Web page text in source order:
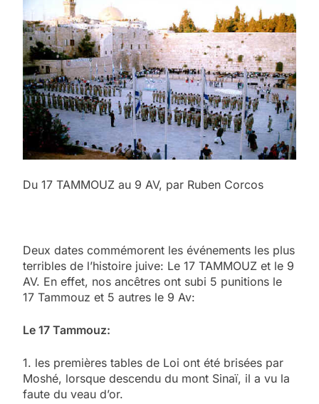
Du 17 TAMMOUZ au 9 AV, par Ruben Corcos
Deux dates commémorent les événements les plus
terribles de l’histoire juive: Le 17 TAMMOUZ et le 9
AV. En effet, nos ancêtres ont subi 5 punitions le
17 Tammouz et 5 autres le 9 Av:
Le 17 Tammouz:
1. les premières tables de Loi ont été brisées par
Moshé, lorsque descendu du mont Sinaï, il a vu la
faute du veau d’or.